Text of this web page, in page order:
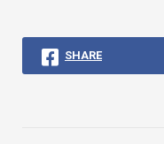
SHARE